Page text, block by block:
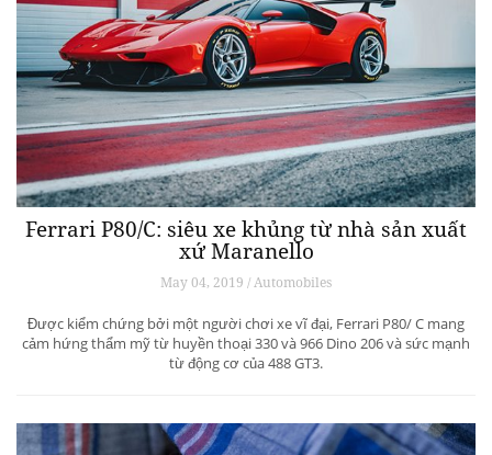
Ferrari P80/C: siêu xe khủng từ ​​nhà sản xuất
xứ Maranello
May 04, 2019 / Automobiles
Được kiểm chứng bởi một người chơi xe vĩ đại, Ferrari P80/ C mang
cảm hứng thẩm mỹ từ huyền thoại 330 và 966 Dino 206 và sức mạnh
từ động cơ của 488 GT3.